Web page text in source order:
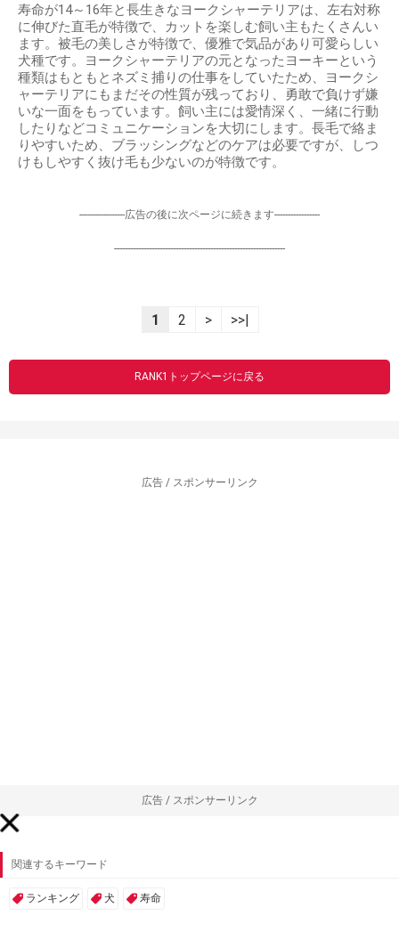
寿命が14～16年と長生きなヨークシャーテリアは、左右対称
に伸びた直毛が特徴で、カットを楽しむ飼い主もたくさんい
ます。被毛の美しさが特徴で、優雅で気品があり可愛らしい
犬種です。ヨークシャーテリアの元となったヨーキーという
種類はもともとネズミ捕りの仕事をしていたため、ヨークシ
ャーテリアにもまだその性質が残っており、勇敢で負けず嫌
いな一面をもっています。飼い主には愛情深く、一緒に行動
したりなどコミュニケーションを大切にします。長毛で絡ま
りやすいため、ブラッシングなどのケアは必要ですが、しつ
けもしやすく抜け毛も少ないのが特徴です。
-----------------広告の後に次ページに続きます-----------------
----------------------------------------------------------------
1 2 > >>|
RANK1トップページに戻る
広告 / スポンサーリンク
広告 / スポンサーリンク
関連するキーワード
ランキング 犬 寿命